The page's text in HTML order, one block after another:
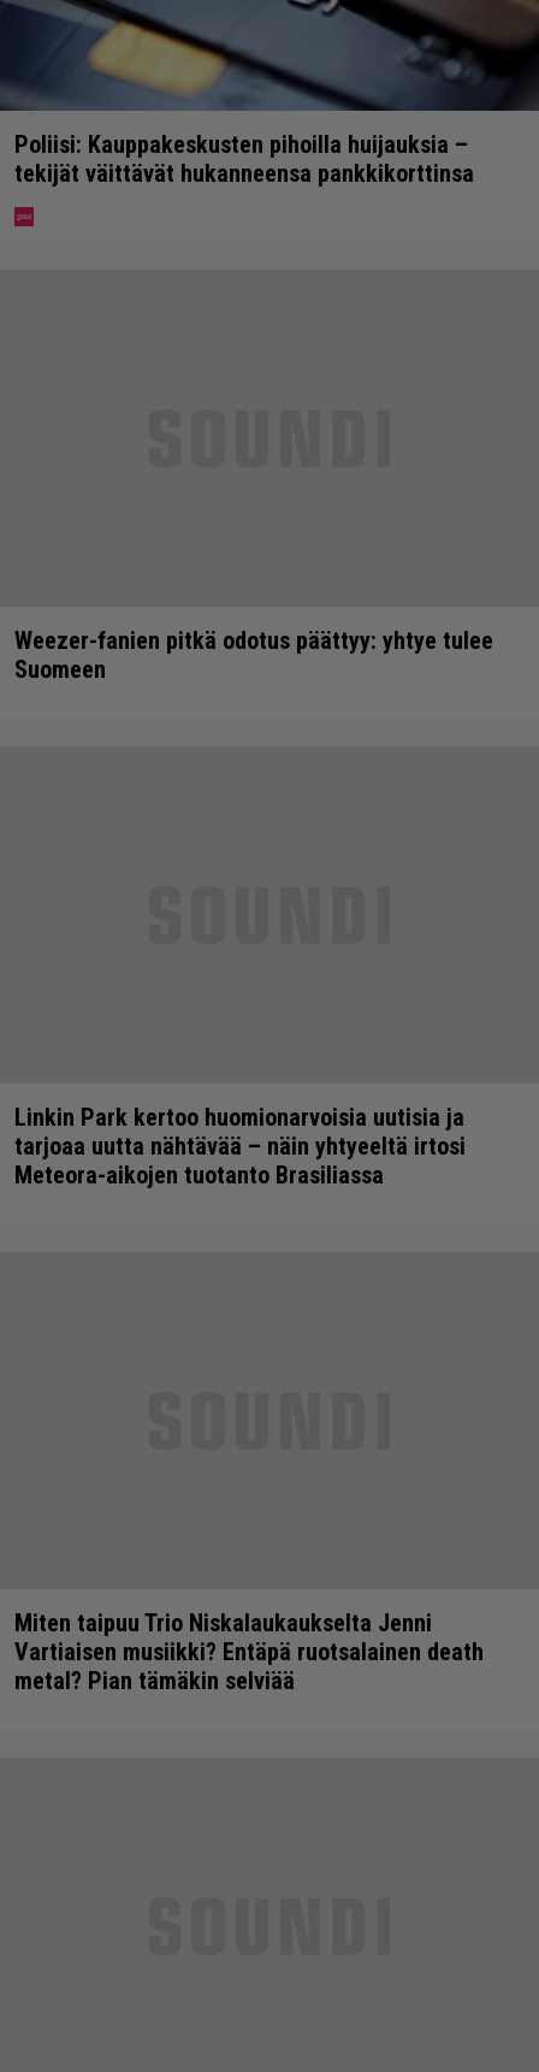
Poliisi: Kauppakeskusten pihoilla huijauksia –
tekijät väittävät hukanneensa pankkikorttinsa
Weezer-fanien pitkä odotus päättyy: yhtye tulee
Suomeen
Linkin Park kertoo huomionarvoisia uutisia ja
tarjoaa uutta nähtävää – näin yhtyeeltä irtosi
Meteora-aikojen tuotanto Brasiliassa
Miten taipuu Trio Niskalaukaukselta Jenni
Vartiaisen musiikki? Entäpä ruotsalainen death
metal? Pian tämäkin selviää